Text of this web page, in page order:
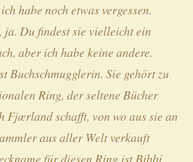
habe noch etwas vergessen.
ja. Du findest sie vielleicht ein
aber ich habe keine andere.
Buchschmugglerin. Sie gehört zu
Ring, der seltene Bücher
Fjærland schafft, von wo aus sie an
aus aller Welt verkauft
für diesen Ring istBibbi